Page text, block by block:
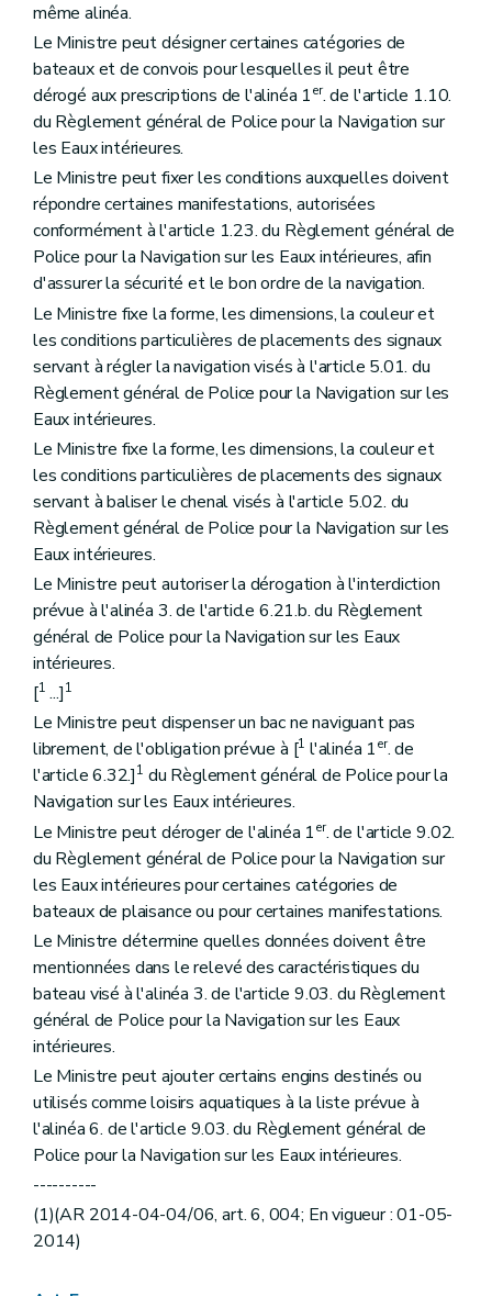
même alinéa.
Le Ministre peut désigner certaines catégories de
bateaux et de convois pour lesquelles il peut être
dérogé aux prescriptions de l'alinéa 1er. de l'article 1.10.
du Règlement général de Police pour la Navigation sur
les Eaux intérieures.
Le Ministre peut fixer les conditions auxquelles doivent
répondre certaines manifestations, autorisées
conformément à l'article 1.23. du Règlement général de
Police pour la Navigation sur les Eaux intérieures, afin
d'assurer la sécurité et le bon ordre de la navigation.
Le Ministre fixe la forme, les dimensions, la couleur et
les conditions particulières de placements des signaux
servant à régler la navigation visés à l'article 5.01. du
Règlement général de Police pour la Navigation sur les
Eaux intérieures.
Le Ministre fixe la forme, les dimensions, la couleur et
les conditions particulières de placements des signaux
servant à baliser le chenal visés à l'article 5.02. du
Règlement général de Police pour la Navigation sur les
Eaux intérieures.
Le Ministre peut autoriser la dérogation à l'interdiction
prévue à l'alinéa 3. de l'article 6.21.b. du Règlement
général de Police pour la Navigation sur les Eaux
intérieures.
[1 ...]1
Le Ministre peut dispenser un bac ne naviguant pas
librement, de l'obligation prévue à [1 l'alinéa 1er. de
l'article 6.32.]1 du Règlement général de Police pour la
Navigation sur les Eaux intérieures.
Le Ministre peut déroger de l'alinéa 1er. de l'article 9.02.
du Règlement général de Police pour la Navigation sur
les Eaux intérieures pour certaines catégories de
bateaux de plaisance ou pour certaines manifestations.
Le Ministre détermine quelles données doivent être
mentionnées dans le relevé des caractéristiques du
bateau visé à l'alinéa 3. de l'article 9.03. du Règlement
général de Police pour la Navigation sur les Eaux
intérieures.
Le Ministre peut ajouter certains engins destinés ou
utilisés comme loisirs aquatiques à la liste prévue à
l'alinéa 6. de l'article 9.03. du Règlement général de
Police pour la Navigation sur les Eaux intérieures.
----------
(1)(AR 2014-04-04/06, art. 6, 004; En vigueur : 01-05-
2014)